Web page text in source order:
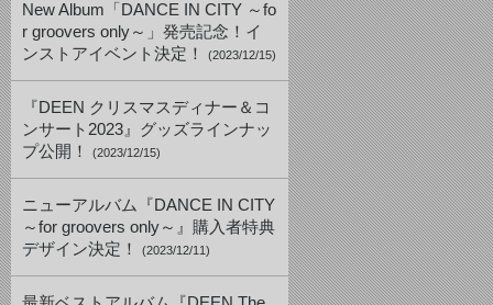
New Album「DANCE IN CITY ～fo
r groovers only～」発売記念！イ
ンストアイベント決定！
(2023/12/15)
『DEEN クリスマスディナー＆コ
ンサート2023』グッズラインナッ
プ公開！
(2023/12/15)
ニューアルバム『DANCE IN CITY
～for groovers only～』購入者特典
デザイン決定！
(2023/12/11)